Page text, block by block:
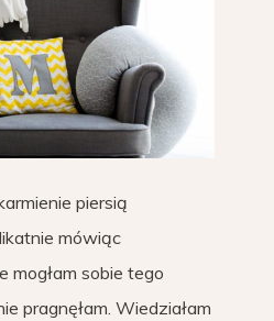
piersią
mówiąc
mogłam sobie tego
pragnęłam. Wiedziałam